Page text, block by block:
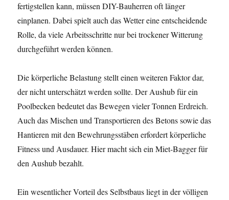
fertigstellen kann, müssen DIY-Bauherren oft länger
einplanen. Dabei spielt auch das Wetter eine entscheidende
Rolle, da viele Arbeitsschritte nur bei trockener Witterung
durchgeführt werden können.
Die körperliche Belastung stellt einen weiteren Faktor dar,
der nicht unterschätzt werden sollte. Der Aushub für ein
Poolbecken bedeutet das Bewegen vieler Tonnen Erdreich.
Auch das Mischen und Transportieren des Betons sowie das
Hantieren mit den Bewehrungsstäben erfordert körperliche
Fitness und Ausdauer. Hier macht sich ein Miet-Bagger für
den Aushub bezahlt.
Ein wesentlicher Vorteil des Selbstbaus liegt in der völligen